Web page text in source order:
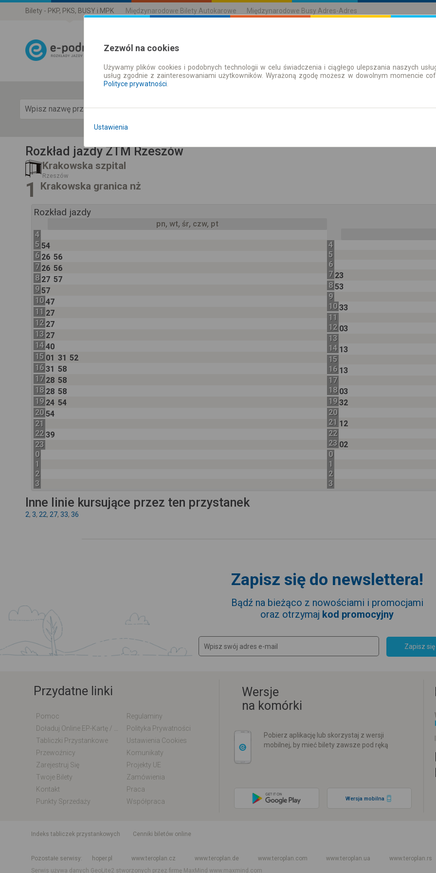
Bilety - PKP, PKS, BUSY i MPK Międzynarodowe Bilety Autokarowe Międzynarodowe Busy Adres-Adres
Rozkład Jazdy | Bilety Bilety okresowe
Pokaż rozkład
Rozkład jazdy ZTM Rzeszów
Krakowska szpital
Rzeszów
1 Krakowska granica nż
Rozkład jazdy
pn, wt, śr, czw, pt
4
5 54
6 26 56
7 26 56
8 27 57
9 57
10 47
11 27
12 27
13 27
14 40
15 01 31 52
16 31 58
17 28 58
18 28 58
19 24 54
20 54
21
22 39
23
0
1
2
3
4
5
6
7 23
8 53
9
10 33
11
12 03
13
14 13
15
16 13
17
18 03
19 32
20
21 12
22
23 02
0
1
2
3
Inne linie kursujące przez ten przystanek
2, 3, 22, 27, 33, 36
Zapisz się do newslettera!
Bądź na bieżąco z nowościami i promocjami
oraz otrzymaj kod promocyjny
Zapisz się
Przydatne linki
Pomoc
Regulaminy
Polityka Prywatności
Tabliczki Przystankowe
Ustawienia Cookies
Przewoźnicy
Komunikaty
Zarejestruj Się
Projekty UE
Twoje Bilety
Zamówienia
Kontakt
Praca
Punkty Sprzedaży
Współpraca
Wersje
na komórki
Pobierz aplikację lub skorzystaj z wersji
mobilnej, by mieć bilety zawsze pod ręką
Wersja mobilna
indeks tabliczek przystankowych Cenniki biletów online
Pozostałe serwisy
hoper.pl www.teroplan.cz www.teroplan.de www.teroplan.com www.teroplan.ua www.teroplan.rs
Serwis używa danych GeoLite2 stworzonych przez firmę MaxMindwww.maxmind.com
Zezwól na cookies
Używamy plików cookies i podobnych technologii w celu świadczenia i ciągłego ulepszania naszych
usług zgodnie z zainteresowaniami użytkowników. Wyrażoną zgodę możesz w dowolnym momencie
Polityce prywatności
Ustawienia